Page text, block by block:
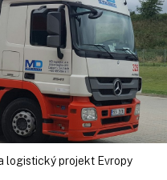
logistický projekt Evropy